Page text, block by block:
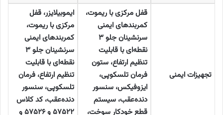
تجهیزات ایمنی
قفل مرکزی با ریموت،
کمربندهای ایمنی
سرنشینان جلو۳
نقطه‌ای با قابلیت
تنظیم ارتفاع، ستون
فرمان تلسکوپی،
ایزوفیکس، سنسور
دنده‌عقب، سیستم
قطع خودکار سوخت،
ایموبیلایزر، قفل
مرکزی با ریموت،
کمربندهای ایمنی
سرنشینان جلو۳
نقطه‌ای با قابلیت
تنظیم ارتفاع، فرمان
تلسکوپی، سنسور
دنده‌عقب، کد کلاس
۵۷۵۲۲و۵۷۵۲۶و